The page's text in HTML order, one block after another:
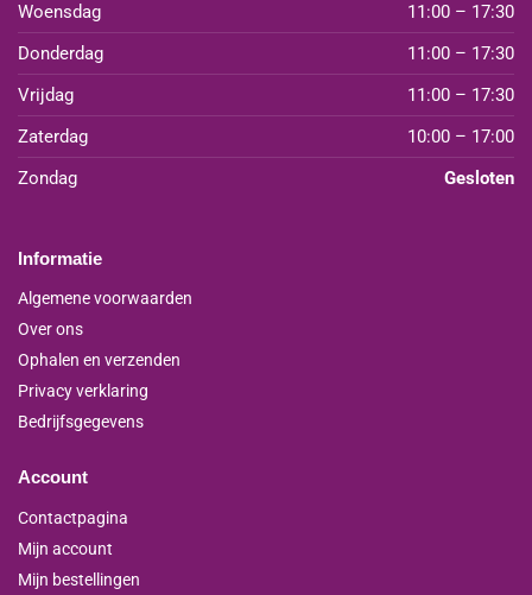
Woensdag
11:00 – 17:30
Donderdag
11:00 – 17:30
Vrijdag
11:00 – 17:30
Zaterdag
10:00 – 17:00
Zondag
Gesloten
Informatie
Algemene voorwaarden
Over ons
Ophalen en verzenden
Privacy verklaring
Bedrijfsgegevens
Account
Contactpagina
Mijn account
Mijn bestellingen